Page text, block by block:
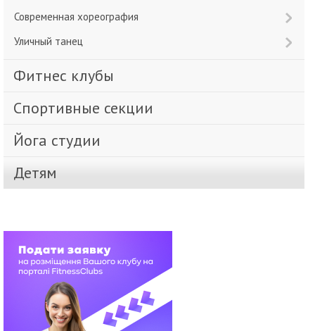
Современная хореография
Уличный танец
Фитнес клубы
Спортивные секции
Йога студии
Детям